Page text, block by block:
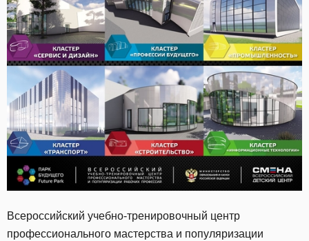
Всероссийский учебно-тренировочный центр
профессионального мастерства и популяризации